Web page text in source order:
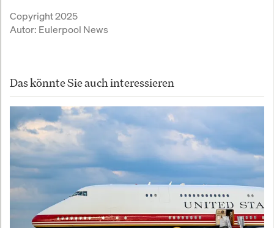
Copyright 2025
Autor: Eulerpool News
Das könnte Sie auch interessieren